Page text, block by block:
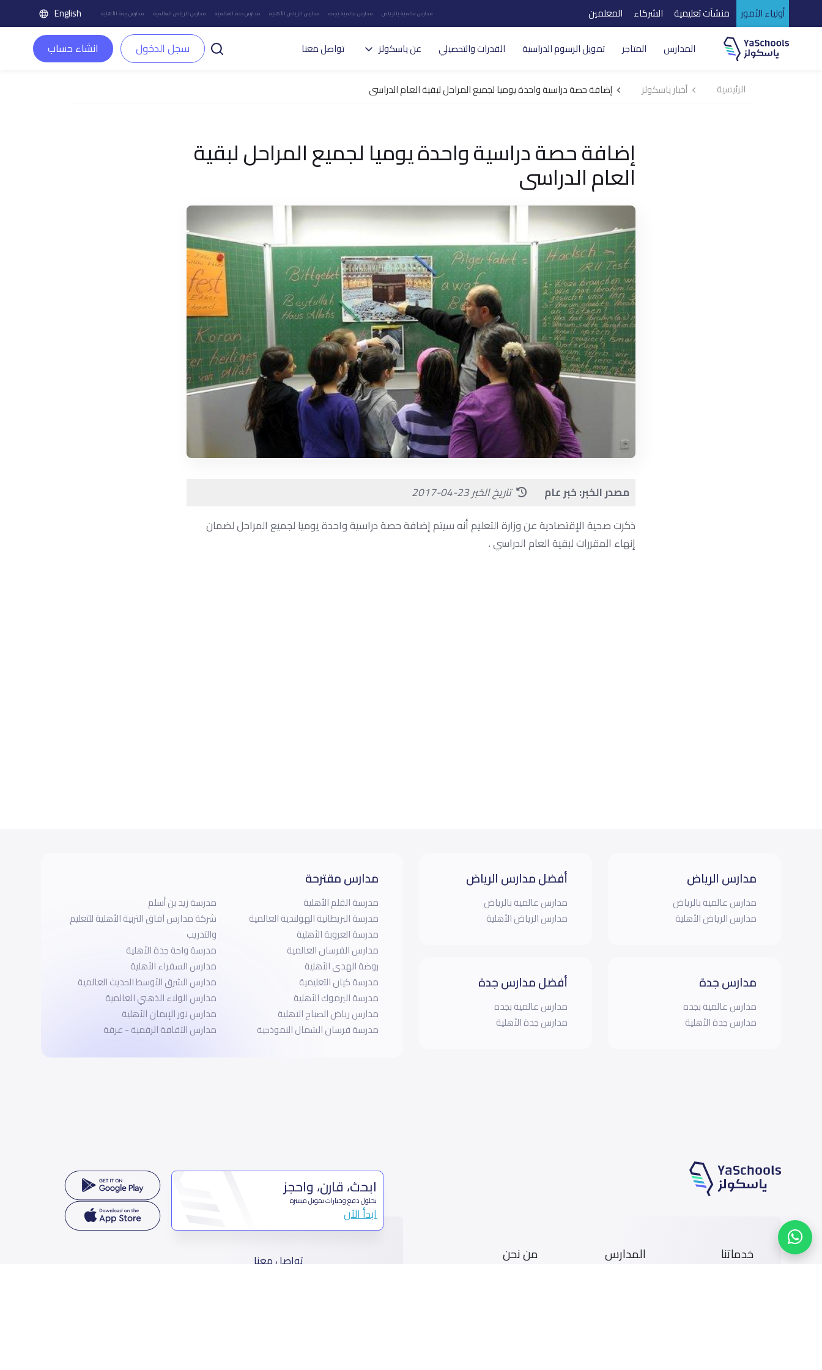
أولياء الأمور منشآت تعليمية الشركاء المعلمين مدارس عالمية بالرياض مدارس عالمية بجده مدارس الرياض الأهلية مدارس جدة العالمية مدارس الرياض العالمية مدارس جدة الأهلية English
المدارس المتاجر تمويل الرسوم الدراسية القدرات والتحصيلي عن ياسكولز تواصل معنا سجل الدخول انشاء حساب
الرئيسية أخبار ياسكولز إضافة حصة دراسية واحدة يوميا لجميع المراحل لبقية العام الدراسى
إضافة حصة دراسية واحدة يوميا لجميع المراحل لبقية
العام الدراسى
مصدر الخبر: خبر عام
تاريخ الخبر 23-04-2017
ذكرت صحية الإقتصادية عن وزارة التعليم أنه سيتم إضافة حصة دراسية واحدة يوميا لجميع المراحل لضمان
إنهاء المقررات لبقية العام الدراسي .
مدارس الرياض
مدارس عالمية بالرياض
مدارس الرياض الأهلية
مدارس جدة
مدارس عالمية بجده
مدارس جدة الأهلية
أفضل مدارس الرياض
مدارس عالمية بالرياض
مدارس الرياض الأهلية
أفضل مدارس جدة
مدارس عالمية بجده
مدارس جدة الأهلية
مدارس مقترحة
مدرسة القلم الأهلية
مدرسة البريطانية الهولندية العالمية
مدرسة العروبة الأهلية
مدارس الفرسان العالمية
روضة الهدى الأهلية
مدرسة كيان التعليمية
مدرسة اليرموك الأهلية
مدارس رياض الصباح الاهلية
مدرسة فرسان الشمال النموذجية
مدرسة زيد بن أسلم
شركة مدارس آفاق التربية الأهلية للتعليم
والتدريب
مدرسة واحة جدة الأهلية
مدارس السفراء الأهلية
مدارس الشرق الأوسط الحديث العالمية
مدارس الولاء الذهبي العالمية
مدارس نور الإيمان الأهلية
مدارس الثقافة الرقمية - عرقة
خدماتنا المدارس من نحن
ابحث، قارن، واحجز
بحلول دفع وخيارات تمويل ميسرة
ابدأ الآن
تواصل معنا